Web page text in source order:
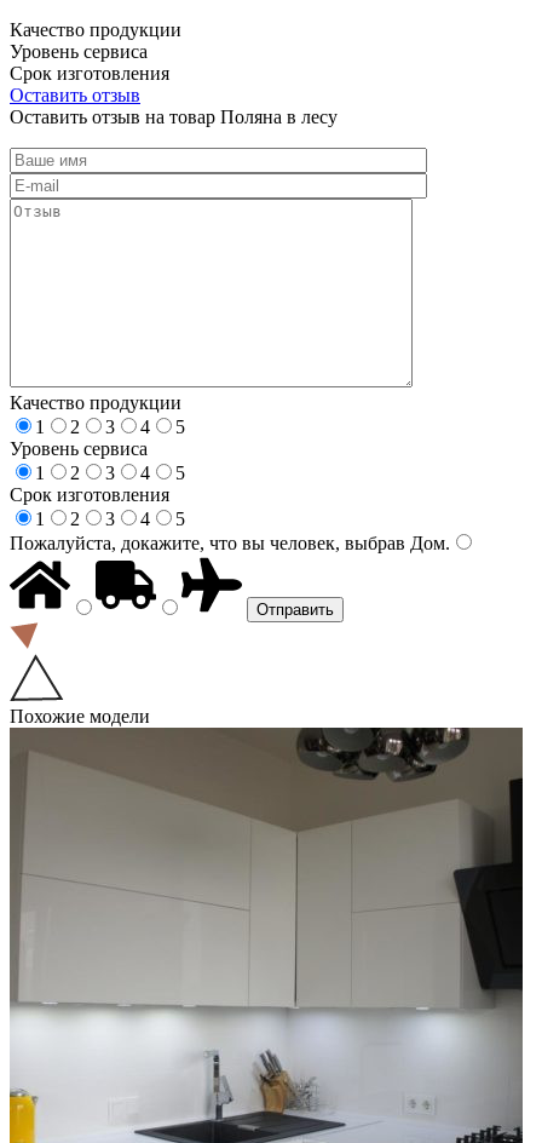
Качество продукции
Уровень сервиса
Срок изготовления
Оставить отзыв
Оставить отзыв на товар Поляна в лесу
Качество продукции
1
2 3 4
5
Уровень сервиса
1
2 3 4
5
Срок изготовления
1
2 3 4
5
Пожалуйста, докажите, что вы человек, выбрав Дом.
Похожие модели